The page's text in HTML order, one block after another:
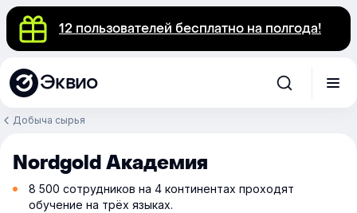
12 пользователей бесплатно на полгода!
Эквио
Добыча сырья
Nordgold Академия
8 500 сотрудников на 4 континентах проходят
обучение на трёх языках.